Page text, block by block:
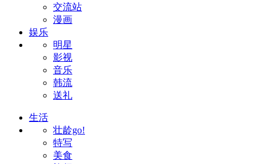
交流站
漫画
娱乐
明星
影视
音乐
韩流
送礼
生活
壮龄go!
特写
美食